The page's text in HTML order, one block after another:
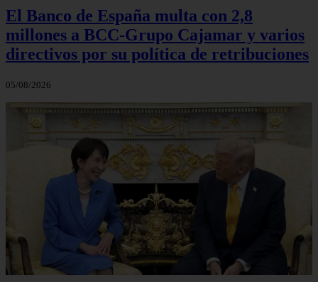
El Banco de España multa con 2,8
millones a BCC-Grupo Cajamar y varios
directivos por su política de retribuciones
05/08/2026